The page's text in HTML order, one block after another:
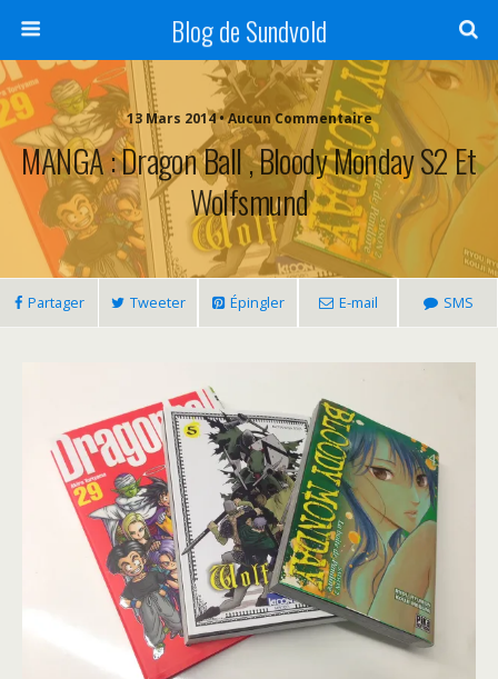
Blog de Sundvold
13 Mars 2014 • Aucun Commentaire
MANGA : Dragon Ball , Bloody Monday S2 Et
Wolfsmund
Partager Tweeter Épingler E-mail SMS